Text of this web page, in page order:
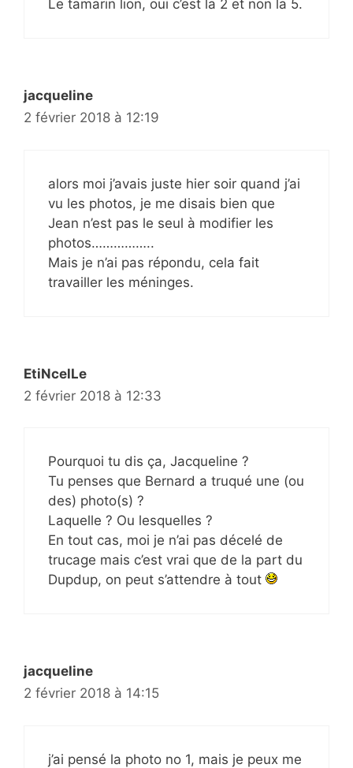
Le tamarin lion, oui c’est la 2 et non la 5.
jacqueline
2 février 2018 à 12:19
alors moi j’avais juste hier soir quand j’ai
vu les photos, je me disais bien que
Jean n’est pas le seul à modifier les
photos……………..
Mais je n’ai pas répondu, cela fait
travailler les méninges.
EtiNcelLe
2 février 2018 à 12:33
Pourquoi tu dis ça, Jacqueline ?
Tu penses que Bernard a truqué une (ou
des) photo(s) ?
Laquelle ? Ou lesquelles ?
En tout cas, moi je n’ai pas décelé de
trucage mais c’est vrai que de la part du
Dupdup, on peut s’attendre à tout
jacqueline
2 février 2018 à 14:15
j’ai pensé la photo no 1, mais je peux me